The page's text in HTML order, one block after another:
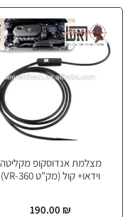
מצלמת אנדוסקופ מקליטה
וידאו+ קול (מק"ט VR-360)
190.00 ₪